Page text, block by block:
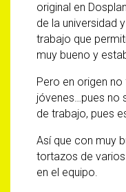
original en
de la universidad
trabajo que
muy bueno y
Pero en origen
jóvenes…pues no
de trabajo, pues
Así que con muy
tortazos de
en el equipo.